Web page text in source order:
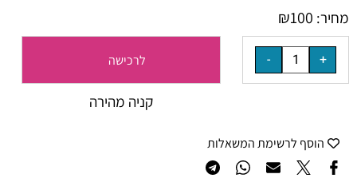
מחיר:
₪100
לרכישה
קניה מהירה
הוסף לרשימת המשאלות